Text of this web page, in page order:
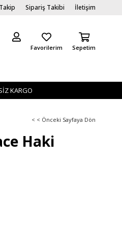
Sipariş Takibi İletişim
Sepetim
Favorilerim
KARGO
< < Önceki Sayfaya Dön
Haki